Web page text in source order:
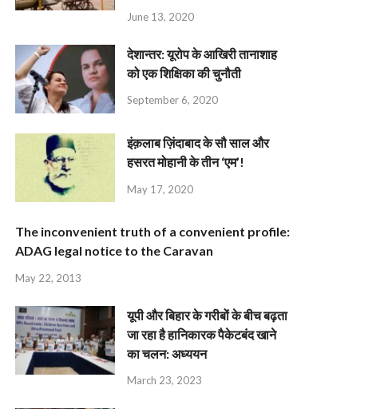
June 13, 2020
देशान्‍तर: यूरोप के आखिरी तानाशाह
को एक शिक्षिका की चुनौती
September 6, 2020
इंक़लाब ज़िंदाबाद के सौ साल और
हसरत मोहानी के तीन ‘एम’!
May 17, 2020
The inconvenient truth of a convenient profile:
ADAG legal notice to the Caravan
May 22, 2013
यूपी और बिहार के गरीबों के बीच बढ़ता
जा रहा है हानिकारक पैकेटबंद खाने
का चलन: अध्ययन
March 23, 2023